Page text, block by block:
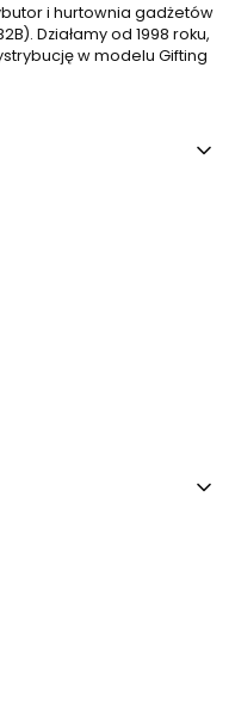
i hurtownia gadżetów
Działamy od 1998 roku,
w modelu Gifting